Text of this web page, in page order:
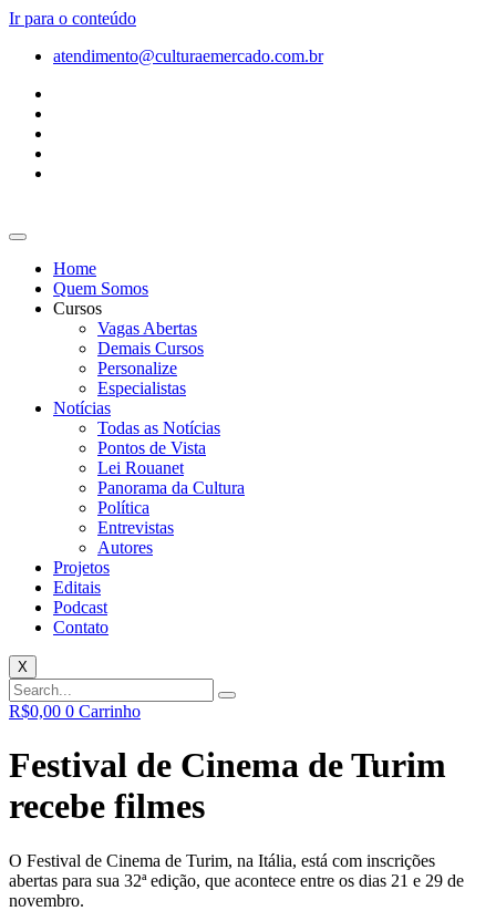
Ir para o conteúdo
atendimento@culturaemercado.com.br
Home
Quem Somos
Cursos
Vagas Abertas
Demais Cursos
Personalize
Especialistas
Notícias
Todas as Notícias
Pontos de Vista
Lei Rouanet
Panorama da Cultura
Política
Entrevistas
Autores
Projetos
Editais
Podcast
Contato
X
R$0,00 0 Carrinho
Festival de Cinema de Turim
recebe filmes
O Festival de Cinema de Turim, na Itália, está com inscrições
abertas para sua 32ª edição, que acontece entre os dias 21 e 29 de
novembro.